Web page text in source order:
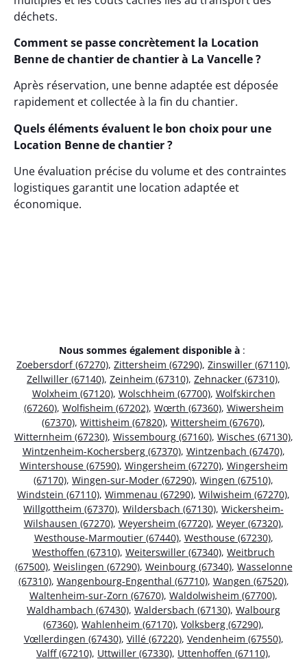
déchets.
Comment se passe concrètement la Location
Benne de chantier de chantier à La Vancelle ?
Après réservation, une benne adaptée est déposée
rapidement et collectée à la fin du chantier.
Quels éléments évaluent le bon choix pour une
Location Benne de chantier ?
Une évaluation précise du volume et des contraintes
logistiques garantit une location adaptée et
économique.
Nous sommes également disponible à :
Zoebersdorf (67270), Zittersheim (67290), Zinswiller (67110),
Zellwiller (67140), Zeinheim (67310), Zehnacker (67310),
Wolxheim (67120), Wolschheim (67700), Wolfskirchen
(67260), Wolfisheim (67202), Wœrth (67360), Wiwersheim
(67370), Wittisheim (67820), Wittersheim (67670),
Witternheim (67230), Wissembourg (67160), Wisches (67130),
Wintzenheim-Kochersberg (67370), Wintzenbach (67470),
Wintershouse (67590), Wingersheim (67270), Wingersheim
(67170), Wingen-sur-Moder (67290), Wingen (67510),
Windstein (67110), Wimmenau (67290), Wilwisheim (67270),
Willgottheim (67370), Wildersbach (67130), Wickersheim-
Wilshausen (67270), Weyersheim (67720), Weyer (67320),
Westhouse-Marmoutier (67440), Westhouse (67230),
Westhoffen (67310), Weiterswiller (67340), Weitbruch
(67500), Weislingen (67290), Weinbourg (67340), Wasselonne
(67310), Wangenbourg-Engenthal (67710), Wangen (67520),
Waltenheim-sur-Zorn (67670), Waldolwisheim (67700),
Waldhambach (67430), Waldersbach (67130), Walbourg
(67360), Wahlenheim (67170), Volksberg (67290),
Vœllerdingen (67430), Villé (67220), Vendenheim (67550),
Valff (67210), Uttwiller (67330), Uttenhoffen (67110),